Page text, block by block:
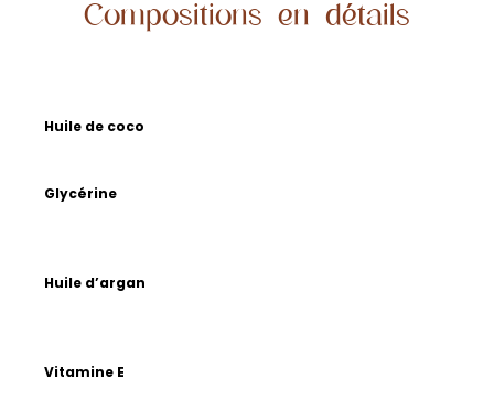
Compositions en détails
Huile de coco
Glycérine
Huile d’argan
Vitamine E